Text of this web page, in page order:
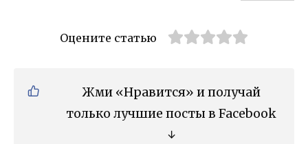
Оцените статью
Жми «Нравится» и получай
только лучшие посты в Facebook
↓